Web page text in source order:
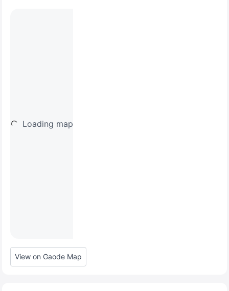
Loading map
View on Gaode Map